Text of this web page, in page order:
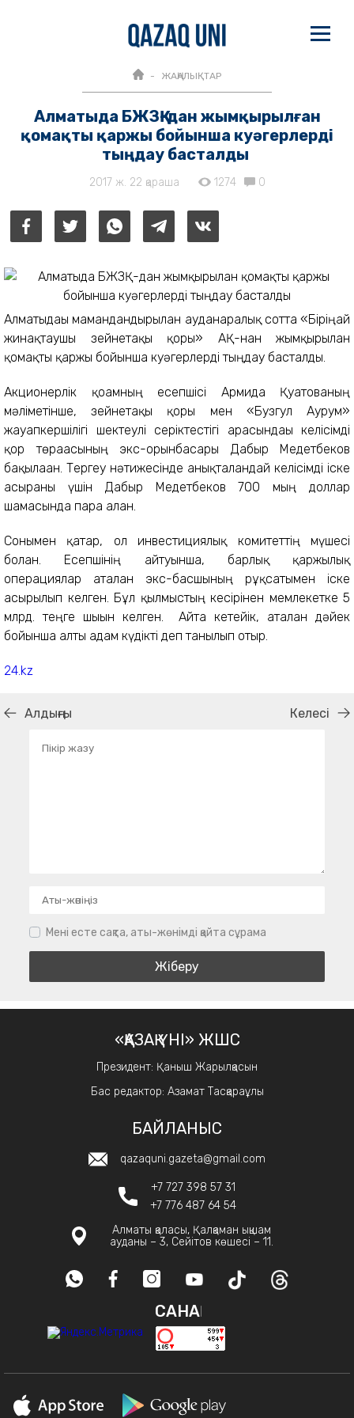
ЖАҢАЛЫҚТАР
Алматыда БЖЗҚ-дан жымқырылған
қомақты қаржы бойынша куәгерлерді
тыңдау басталды
2017 ж. 22 қараша 1274 0
Алматыдағы мамандандырылған ауданаралық сотта «Біріңғай
жинақтаушы зейнетақы қоры» АҚ-нан жымқырылған
қомақты қаржы бойынша куәгерлерді тыңдау басталды.
Акционерлік қоғамның есепшісі Армида Қуатованың
мәліметінше, зейнетақы қоры мен «Бузгул Аурум»
жауапкершілігі шектеулі серіктестігі арасындағы келісімді
қор төрағасының экс-орынбасары Дабыр Медетбеков
бақылаған. Тергеу нәтижесінде анықталғандай келісімді іске
асырғаны үшін Дабыр Медетбеков 700 мың доллар
шамасында пара алған.
Сонымен қатар, ол инвестициялық комитеттің мүшесі
болған. Есепшінің айтуынша, барлық қаржылық
операциялар аталған экс-басшының рұқсатымен іске
асырылып келген. Бұл қылмыстың кесірінен мемлекетке 5
млрд. теңге шығын келген. Айта кетейік, аталған дәйек
бойынша алты адам күдікті деп танылып отыр.
24.kz
Алдыңғы Келесі
Мені есте сақта, аты-жөнімді қайта сұрама
«ҚАЗАҚ ҮНІ» ЖШС
Президент: Қаныш Жарылқасын
Бас редактор: Азамат Тасқараұлы
БАЙЛАНЫС
qazaquni.gazeta@gmail.com
+7 727 398 57 31
+7 776 487 64 54
Алматы қаласы, Қалқаман ықшам
ауданы – 3, Сейітов көшесі – 11.
САНАҚ